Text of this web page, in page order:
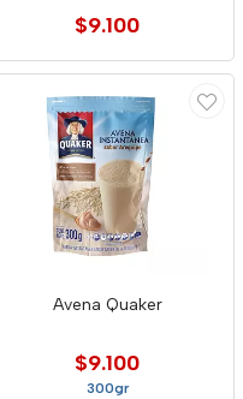
$9.100
Avena Quaker
$9.100
300gr